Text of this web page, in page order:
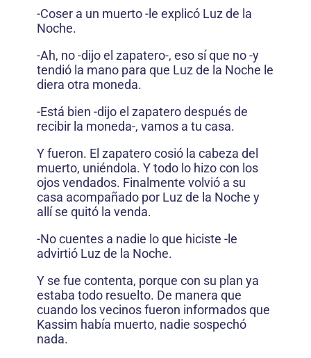
-Coser a un muerto -le explicó Luz de la
Noche.
-Ah, no -dijo el zapatero-, eso sí que no -y
tendió la mano para que Luz de la Noche le
diera otra moneda.
-Está bien -dijo el zapatero después de
recibir la moneda-, vamos a tu casa.
Y fueron. El zapatero cosió la cabeza del
muerto, uniéndola. Y todo lo hizo con los
ojos vendados. Finalmente volvió a su
casa acompañado por Luz de la Noche y
allí se quitó la venda.
-No cuentes a nadie lo que hiciste -le
advirtió Luz de la Noche.
Y se fue contenta, porque con su plan ya
estaba todo resuelto. De manera que
cuando los vecinos fueron informados que
Kassim había muerto, nadie sospechó
nada.